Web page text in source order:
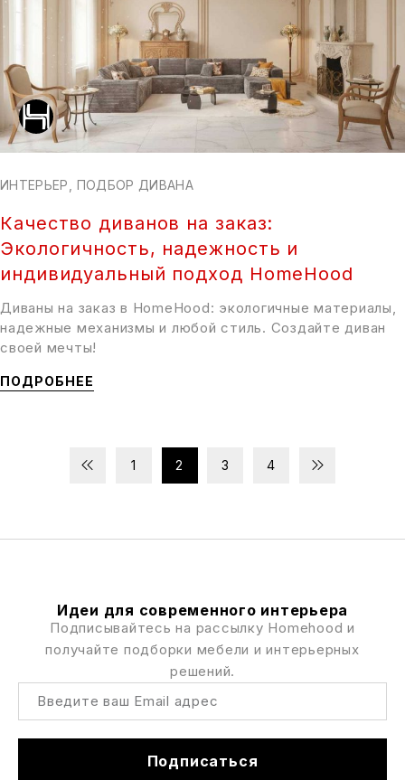
ИНТЕРЬЕР ПОДБОР ДИВАНА
Качество диванов на заказ:
Экологичность, надежность и
индивидуальный подход HomeHood
Диваны на заказ в HomeHood: экологичные материалы,
надежные механизмы и любой стиль. Создайте диван
своей мечты!
ПОДРОБНЕЕ
1 2 3 4
Идеи для современного интерьера
Подписывайтесь на рассылку Homehood и
получайте подборки мебели и интерьерных
решений.
Подписаться